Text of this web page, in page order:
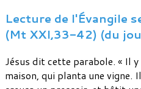
Lecture de l'Évangile
(Mt XXI,33-42) (du
Jésus dit cette parabole. « Il
maison, qui planta une vigne.